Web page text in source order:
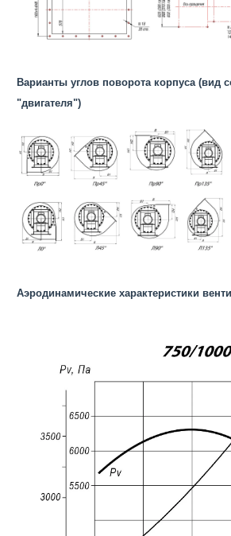
Варианты углов поворота корпуса (вид
"двигателя")
Аэродинамические характеристики